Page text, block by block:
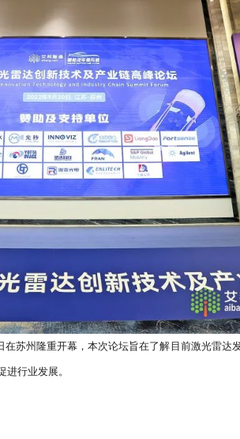
苏州隆重开幕，本次论坛旨在了解目前激光雷达
行业发展。